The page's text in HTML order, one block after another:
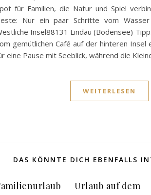
für Familien, die Natur und Spiel
Nur ein paar Schritte vom
Insel88131 Lindau (Bodensee)
gemütlichen Café auf der hinteren Insel
eine Pause mit Seeblick, während die
WEITERLESEN
DAS KÖNNTE DICH EBENFALLS
Urlaub auf dem